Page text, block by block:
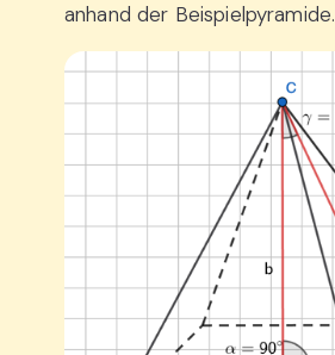
anhand der Beispielpyramide.